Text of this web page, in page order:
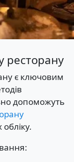
ресторану
є ключовим
допоможуть